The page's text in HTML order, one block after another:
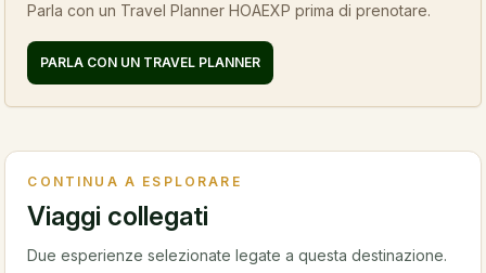
Parla con un Travel Planner HOAEXP prima di prenotare.
PARLA CON UN TRAVEL PLANNER
CONTINUA A ESPLORARE
Viaggi collegati
Due esperienze selezionate legate a questa destinazione.